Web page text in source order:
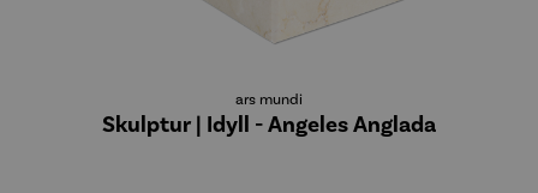
ars mundi
Skulptur | Idyll - Angeles Anglada